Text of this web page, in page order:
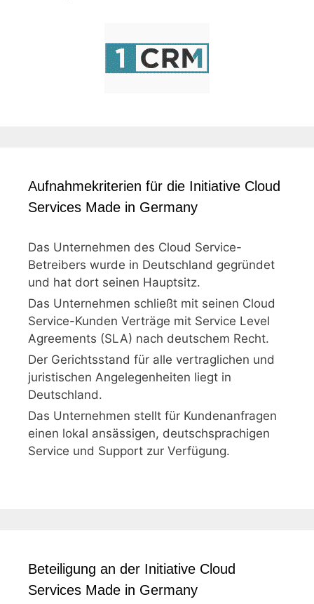
Aufnahmekriterien für die Initiative Cloud
Services Made in Germany
Das Unternehmen des Cloud Service-
Betreibers wurde in Deutschland gegründet
und hat dort seinen Hauptsitz.
Das Unternehmen schließt mit seinen Cloud
Service-Kunden Verträge mit Service Level
Agreements (SLA) nach deutschem Recht.
Der Gerichtsstand für alle vertraglichen und
juristischen Angelegenheiten liegt in
Deutschland.
Das Unternehmen stellt für Kundenanfragen
einen lokal ansässigen, deutschsprachigen
Service und Support zur Verfügung.
Beteiligung an der Initiative Cloud
Services Made in Germany